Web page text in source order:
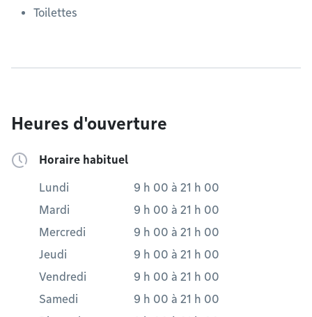
Toilettes
Heures d'ouverture
Horaire habituel
Lundi 9 h 00 à 21 h 00
Mardi
9 h 00 à 21 h 00
Mercredi
9 h 00 à 21 h 00
Jeudi
9 h 00 à 21 h 00
Vendredi
9 h 00 à 21 h 00
Samedi
9 h 00 à 21 h 00